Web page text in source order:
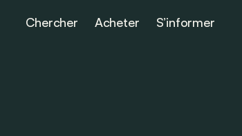
Chercher Acheter S’informer